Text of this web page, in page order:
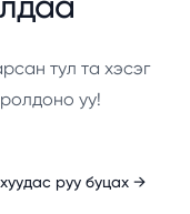
тул та хэсэг
уу!
руу буцах →